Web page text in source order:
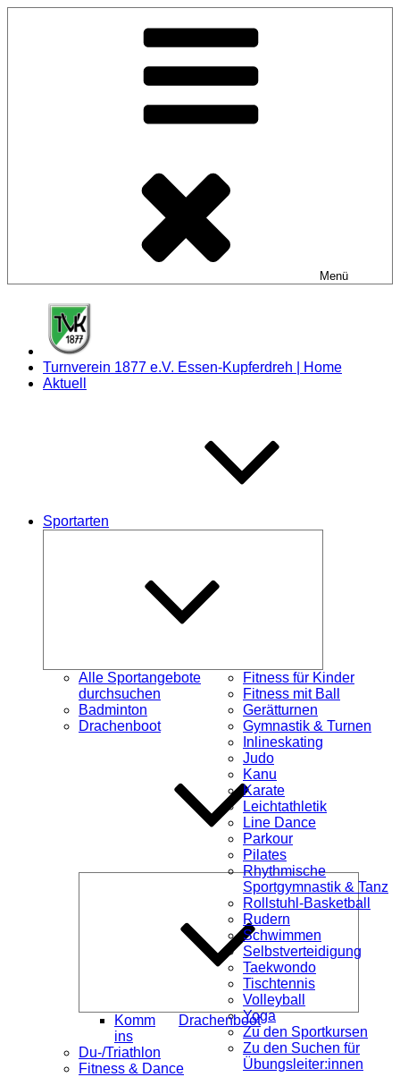
Menü
Turnverein 1877 e.V. Essen-Kupferdreh | Home
Aktuell
Sportarten
Alle Sportangebote
durchsuchen
Badminton
Drachenboot
öffnen
Komm
ins
Drachenboot
Du-/Triathlon
Fitness & Dance
Fitness für Kinder
Fitness mit Ball
Gerätturnen
Gymnastik & Turnen
Inlineskating
Judo
Kanu
Karate
Leichtathletik
Line Dance
Parkour
Pilates
Rhythmische
Sportgymnastik & Tanz
Rollstuhl-Basketball
Rudern
Schwimmen
Selbstverteidigung
Taekwondo
Tischtennis
Volleyball
Yoga
Zu den Sportkursen
Zu den Suchen für
Übungsleiter:innen